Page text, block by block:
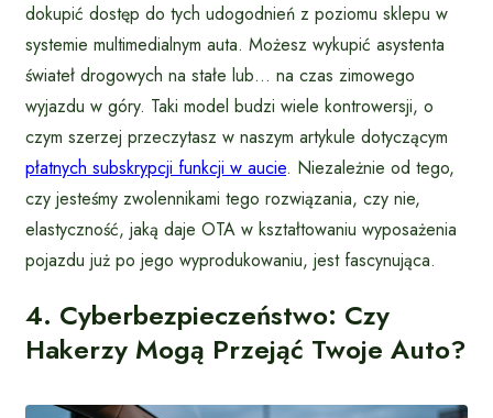
dokupić dostęp do tych udogodnień z poziomu sklepu w
systemie multimedialnym auta. Możesz wykupić asystenta
świateł drogowych na stałe lub… na czas zimowego
wyjazdu w góry. Taki model budzi wiele kontrowersji, o
czym szerzej przeczytasz w naszym artykule dotyczącym
płatnych subskrypcji funkcji w aucie. Niezależnie od tego,
czy jesteśmy zwolennikami tego rozwiązania, czy nie,
elastyczność, jaką daje OTA w kształtowaniu wyposażenia
pojazdu już po jego wyprodukowaniu, jest fascynująca.
4. Cyberbezpieczeństwo: Czy
Hakerzy Mogą Przejąć Twoje Auto?